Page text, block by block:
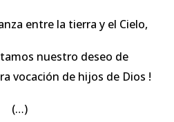
entre la tierra y el Cielo,
nuestro deseo de
vocación de hijos de Dios !
(…)